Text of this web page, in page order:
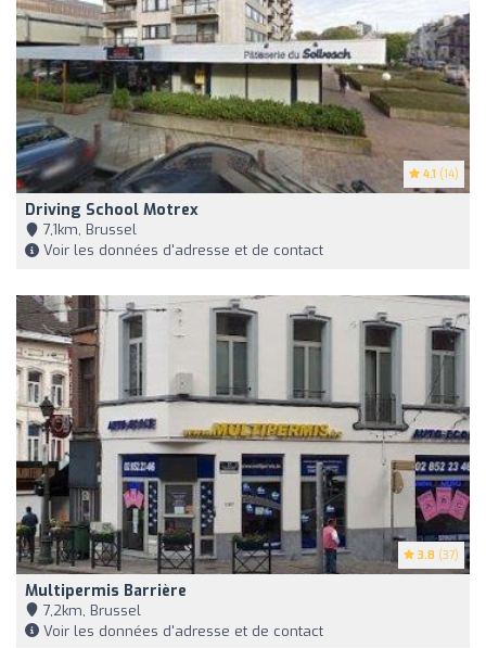
4.1 (14)
Driving School Motrex
7,1km, Brussel
Voir les données d'adresse et de contact
3.8 (37)
Multipermis Barrière
7,2km, Brussel
Voir les données d'adresse et de contact